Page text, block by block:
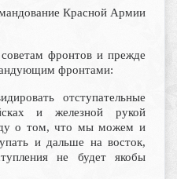
Красной Армии
фронтов и прежде
фронтами:
отступательные
и железной рукой
о том, что мы можем и
и дальше на восток,
не будет якобы